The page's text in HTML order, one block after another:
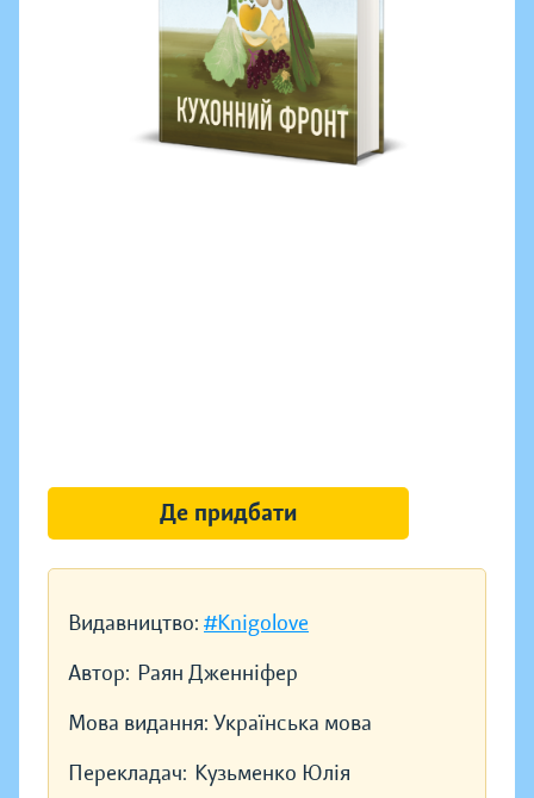
Видавництво: #Knigolove
Автор: Раян Дженніфер
Мова видання: Українська мова
Перекладач: Кузьменко Юлія
Де придбати